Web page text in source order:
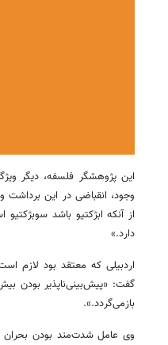
این پژوهشگر فلسفه، دیگر
وجود، انقباضی در این برداشت
از آنکه ابژکتیو باشد
دارد.»
اردبیلی که معتقد بود لازم
گفت: «پیش‌بینی‌ناپذیر بودن
بازمی‌گردد.».
وی عامل شدت‌مند بودن